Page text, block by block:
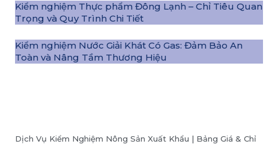
Kiểm nghiệm Thực phẩm Đông Lạnh – Chỉ Tiêu Quan
Trọng và Quy Trình Chi Tiết
Kiểm nghiệm Nước Giải Khát Có Gas: Đảm Bảo An
Toàn và Nâng Tầm Thương Hiệu
Dịch Vụ Kiểm Nghiệm Nông Sản Xuất Khẩu | Bảng Giá & Chỉ